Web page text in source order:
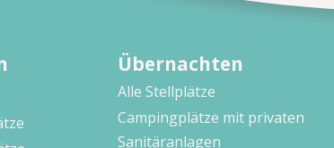
Übernachten
Alle Stellplätze
Campingplätze mit privaten
Sanitäranlagen